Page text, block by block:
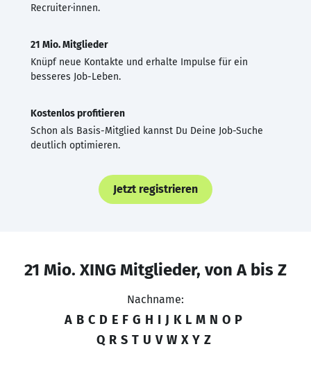
Recruiter·innen.
21 Mio. Mitglieder
Knüpf neue Kontakte und erhalte Impulse für ein
besseres Job-Leben.
Kostenlos profitieren
Schon als Basis-Mitglied kannst Du Deine Job-Suche
deutlich optimieren.
Jetzt registrieren
21 Mio. XING Mitglieder, von A bis Z
Nachname:
A B C D E F G H I J K L M N O P
Q R S T U V W X Y Z